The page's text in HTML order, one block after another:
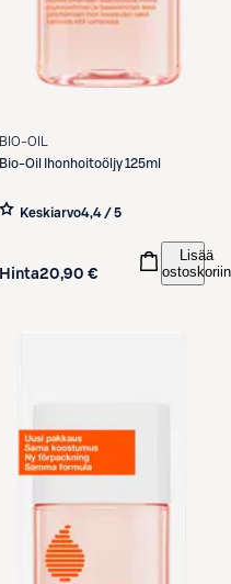
BIO-OIL
Bio-Oil
Ihonhoitoöljy 125ml
Keskiarvo4,4 / 5
Hinta20,90 €
Lisää
ostoskoriin